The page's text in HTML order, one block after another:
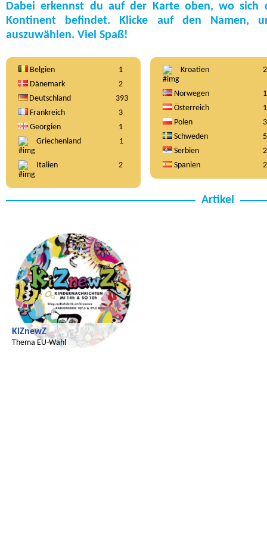
Dabei erkennst du auf der Karte oben, wo sich
Kontinent befindet. Klicke auf den Namen,
auszuwählen. Viel Spaß!
Belgien
1
Dänemark
2
Deutschland
393
Frankreich
3
Georgien
1
Griechenland
1
Italien 2
Kroatien 2
Norwegen
1
Österreich
1
Polen
3
Schweden
5
Serbien
2
Spanien
2
Artikel
KiZnewZ
Thema EU-Wahl